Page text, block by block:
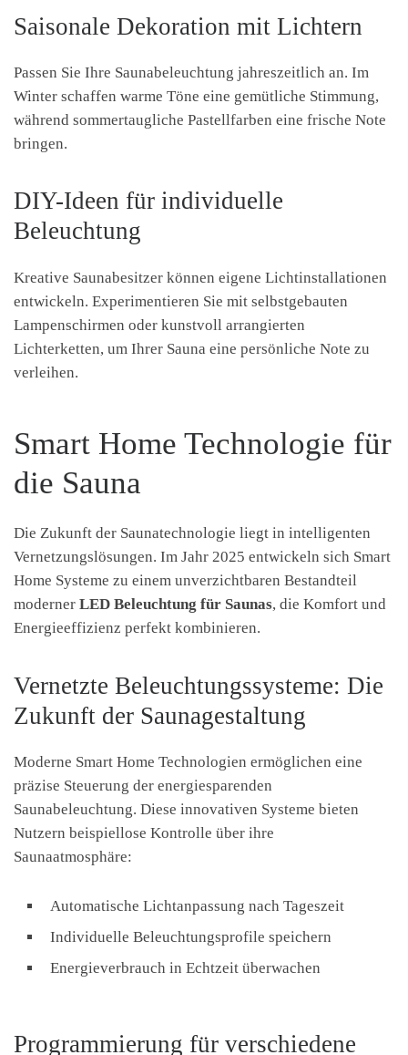
Saisonale Dekoration mit Lichtern
Passen Sie Ihre Saunabeleuchtung jahreszeitlich an. Im
Winter schaffen warme Töne eine gemütliche Stimmung,
während sommertaugliche Pastellfarben eine frische Note
bringen.
DIY-Ideen für individuelle
Beleuchtung
Kreative Saunabesitzer können eigene Lichtinstallationen
entwickeln. Experimentieren Sie mit selbstgebauten
Lampenschirmen oder kunstvoll arrangierten
Lichterketten, um Ihrer Sauna eine persönliche Note zu
verleihen.
Smart Home Technologie für
die Sauna
Die Zukunft der Saunatechnologie liegt in intelligenten
Vernetzungslösungen. Im Jahr 2025 entwickeln sich Smart
Home Systeme zu einem unverzichtbaren Bestandteil
moderner LED Beleuchtung für Saunas, die Komfort und
Energieeffizienz perfekt kombinieren.
Vernetzte Beleuchtungssysteme: Die
Zukunft der Saunagestaltung
Moderne Smart Home Technologien ermöglichen eine
präzise Steuerung der energiesparenden
Saunabeleuchtung. Diese innovativen Systeme bieten
Nutzern beispiellose Kontrolle über ihre
Saunaatmosphäre:
Automatische Lichtanpassung nach Tageszeit
Individuelle Beleuchtungsprofile speichern
Energieverbrauch in Echtzeit überwachen
Programmierung für verschiedene